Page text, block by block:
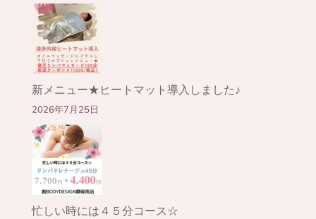
新メニュー★ヒートマット導入しました♪
2026年7月25日
忙しい時には４５分コース☆